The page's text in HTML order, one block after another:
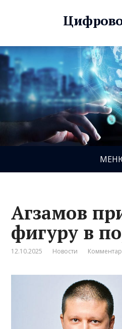
Агзамов
фигуру в
12.10.2025 Новости